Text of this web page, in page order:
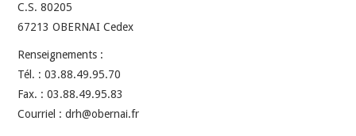
C.S. 80205
67213 OBERNAI Cedex
Renseignements :
Tél. : 03.88.49.95.70
Fax. : 03.88.49.95.83
Courriel : drh@obernai.fr